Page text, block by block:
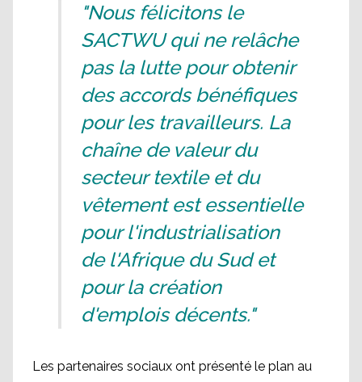
"Nous félicitons le
SACTWU qui ne relâche
pas la lutte pour obtenir
des accords bénéfiques
pour les travailleurs. La
chaîne de valeur du
secteur textile et du
vêtement est essentielle
pour l'industrialisation
de l'Afrique du Sud et
pour la création
d'emplois décents."
Les partenaires sociaux ont présenté le plan au